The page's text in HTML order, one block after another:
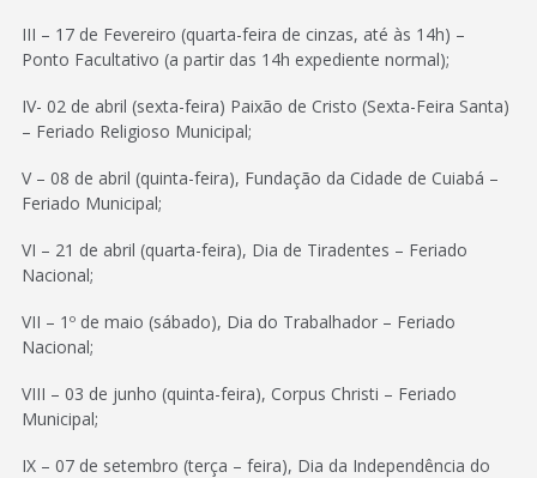
III – 17 de Fevereiro (quarta-feira de cinzas, até às 14h) –
Ponto Facultativo (a partir das 14h expediente normal);
IV- 02 de abril (sexta-feira) Paixão de Cristo (Sexta-Feira Santa)
– Feriado Religioso Municipal;
V – 08 de abril (quinta-feira), Fundação da Cidade de Cuiabá –
Feriado Municipal;
VI – 21 de abril (quarta-feira), Dia de Tiradentes – Feriado
Nacional;
VII – 1º de maio (sábado), Dia do Trabalhador – Feriado
Nacional;
VIII – 03 de junho (quinta-feira), Corpus Christi – Feriado
Municipal;
IX – 07 de setembro (terça – feira), Dia da Independência do